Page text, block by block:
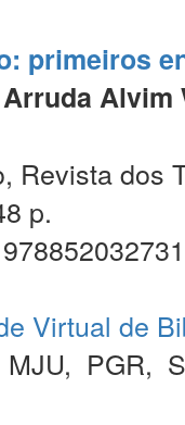
primeiros
Revista dos
p.
Virtual de
MJU, PGR,